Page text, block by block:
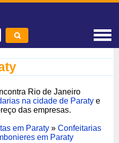
Rio de Janeiro
na cidade de Paraty e
das empresas.
em Paraty »Confeitarias
em Paraty